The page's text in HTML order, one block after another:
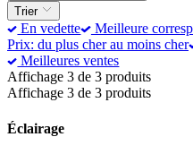
Trier
En vedette Meilleure
Prix: du plus cher au moins cher
Meilleures ventes
Affichage 3 de 3 produits
Affichage 3 de 3 produits
Éclairage